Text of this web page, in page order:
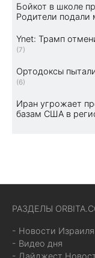
Бойкот в школе
Родители подали
Ynet: Трамп
(7)
Ортодоксы
(6)
Иран угрожает
базам США в
РАЗДЕЛЫ
- Новости Израиля
- Видео дня
- Дайджест